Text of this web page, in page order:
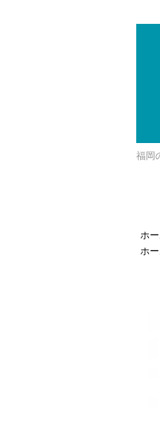
福岡
ホ
ホ